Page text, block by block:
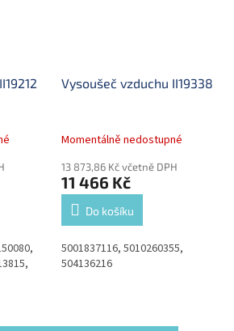
Vysoušeč vzduchu II19338
Momentálně nedostupné
13 873,86 Kč včetně DPH
11 466 Kč
Do košíku
5001837116, 5010260355,
504136216